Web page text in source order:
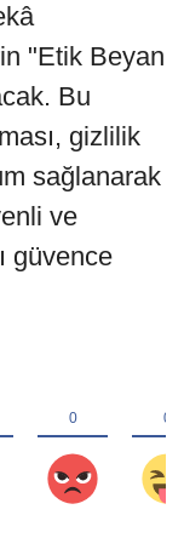
"Etik Beyan
Bu
gizlilik
sağlanarak
ve
güvence